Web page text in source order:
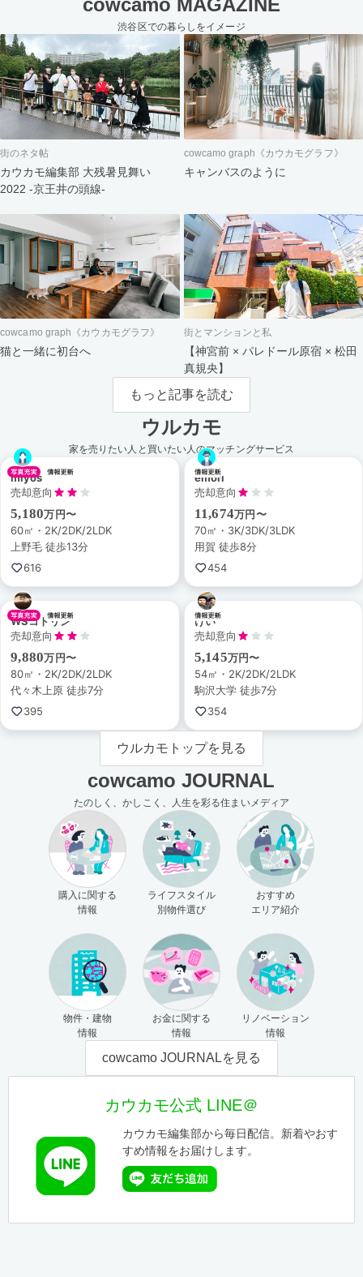
cowcamo MAGAZINE
渋谷区での暮らしをイメージ
街のネタ帖
カウカモ編集部 大残暑見舞い
2022 -京王井の頭線-
cowcamo graph《カウカモグラフ》
キャンバスのように
cowcamo graph《カウカモグラフ》
猫と一緒に初台へ
街とマンションと私
【神宮前 × パレドール原宿 × 松田
真規央】
もっと記事を読む
ウルカモ
家を売りたい人と買いたい人のマッチングサービス
miyos
売却意向
5,180万円〜
60㎡・2K/2DK/2LDK
上野毛 徒歩13分
616
emori
売却意向
11,674万円〜
70㎡・3K/3DK/3LDK
用賀 徒歩8分
454
WSコトリン
売却意向
9,880万円〜
80㎡・2K/2DK/2LDK
代々木上原 徒歩7分
395
けい
売却意向
5,145万円〜
54㎡・2K/2DK/2LDK
駒沢大学 徒歩7分
354
ウルカモトップを見る
cowcamo JOURNAL
たのしく、かしこく、人生を彩る住まいメディア
購入に関する
情報
ライフスタイル
別物件選び
おすすめ
エリア紹介
物件・建物
情報
お金に関する
情報
リノベーション
情報
cowcamo JOURNALを見る
カウカモ公式 LINE＠
カウカモ編集部から毎日配信。新着やおす
すめ情報をお届けします。